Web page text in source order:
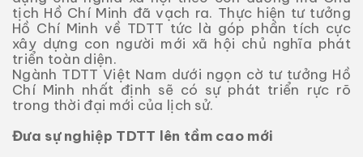
tịch Hồ Chí Minh đã vạch ra. Thực hiện tư tưởng
Hồ Chí Minh về TDTT tức là góp phần tích cực
xây dựng con người mới xã hội chủ nghĩa phát
triển toàn diện.
Ngành TDTT Việt Nam dưới ngọn cờ tư tưởng Hồ
Chí Minh nhất định sẽ có sự phát triển rực rõ
trong thời đại mới của lịch sử.
Đưa sự nghiệp TDTT lên tầm cao mới